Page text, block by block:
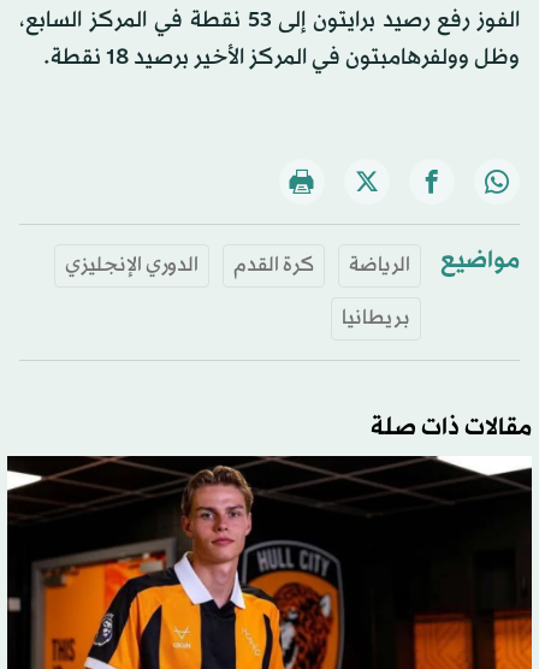
الفوز رفع رصيد برايتون إلى 53 نقطة في المركز السابع،
وظل وولفرهامبتون في المركز الأخير برصيد 18 نقطة.
مواضيع الرياضة كرة القدم
الدوري الإنجليزي
بريطانيا
مقالات ذات صلة